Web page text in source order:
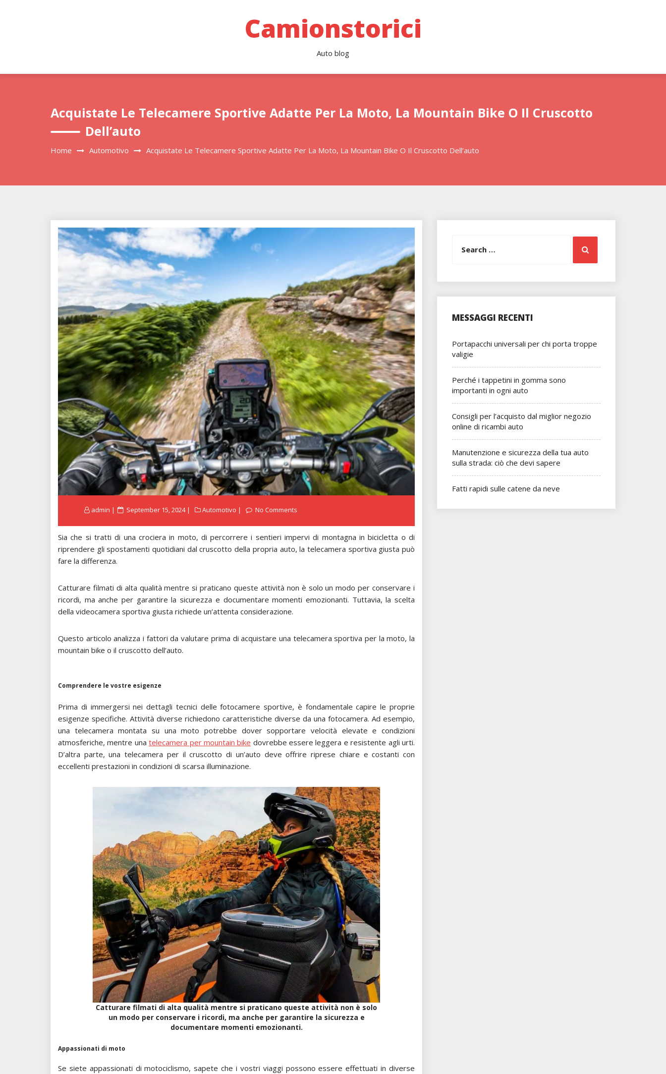
Camionstorici
Auto blog
Acquistate Le Telecamere Sportive Adatte Per La Moto, La Mountain Bike O Il Cruscotto
Dell’auto
Home Automotivo Acquistate Le Telecamere Sportive Adatte Per La Moto, La Mountain Bike O Il Cruscotto Dell’auto
admin
Posted
September 15, 2024 Automotivo No Comments
Sia che si tratti di una crociera in moto, di percorrere i sentieri impervi di montagna in bicicletta o di
riprendere gli spostamenti quotidiani dal cruscotto della propria auto, la telecamera sportiva giusta può
fare la differenza.
Catturare filmati di alta qualità mentre si praticano queste attività non è solo un modo per conservare i
ricordi, ma anche per garantire la sicurezza e documentare momenti emozionanti. Tuttavia, la scelta
della videocamera sportiva giusta richiede un’attenta considerazione.
Questo articolo analizza i fattori da valutare prima di acquistare una telecamera sportiva per la moto, la
mountain bike o il cruscotto dell’auto.
Comprendere le vostre esigenze
Prima di immergersi nei dettagli tecnici delle fotocamere sportive, è fondamentale capire le proprie
esigenze specifiche. Attività diverse richiedono caratteristiche diverse da una fotocamera. Ad esempio,
una telecamera montata su una moto potrebbe dover sopportare velocità elevate e condizioni
atmosferiche, mentre unatelecamera per mountain bike dovrebbe essere leggera e resistente agli urti.
D’altra parte, una telecamera per il cruscotto di un’auto deve offrire riprese chiare e costanti con
eccellenti prestazioni in condizioni di scarsa illuminazione.
Catturare filmati di alta qualità mentre si praticano queste attività non è solo
un modo per conservare i ricordi, ma anche per garantire la sicurezza e
documentare momenti emozionanti.
Appassionati di moto
Se siete appassionati di motociclismo, sapete che i vostri viaggi possono essere effettuati in diverse
for:
Search
MESSAGGI RECENTI
Portapacchi universali per chi porta troppe
valigie
Perché i tappetini in gomma sono
importanti in ogni auto
Consigli per l’acquisto dal miglior negozio
online di ricambi auto
Manutenzione e sicurezza della tua auto
sulla strada: ciò che devi sapere
Fatti rapidi sulle catene da neve